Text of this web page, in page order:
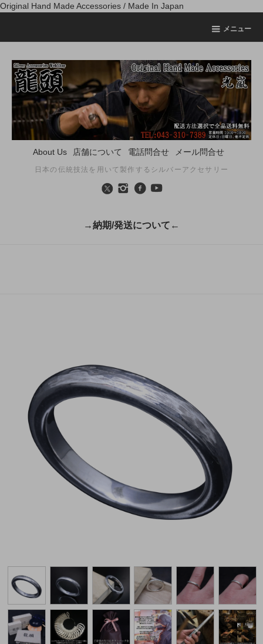
Original Hand Made Accessories / Made In Japan
メニュー
About Us 店舗について 電話問合せ メール問合せ
日本の伝統技法を用いて製作するシルバーアクセサリー
→納期/発送について←